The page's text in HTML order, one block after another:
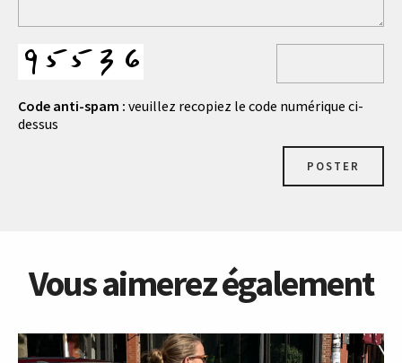
Code anti-spam : veuillez recopiez le code numérique ci-
dessus
POSTER
Vous aimerez également